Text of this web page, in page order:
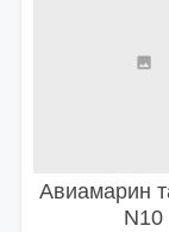
Авиамарин
N10